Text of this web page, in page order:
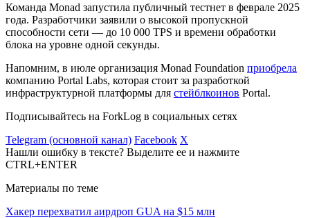
Команда Monad запустила публичный тестнет в феврале 2025
года. Разработчики заявили о высокой пропускной
способности сети — до 10 000 TPS и времени обработки
блока на уровне одной секунды.
Напомним, в июле организация Monad Foundation приобрела
компанию Portal Labs, которая стоит за разработкой
инфраструктурной платформы для стейблкоинов Portal.
Подписывайтесь на ForkLog в социальных сетях
Telegram (основной канал) Facebook X
Нашли ошибку в тексте? Выделите ее и нажмите
CTRL+ENTER
Материалы по теме
Хакер перехватил аирдроп GUA на $15 млн